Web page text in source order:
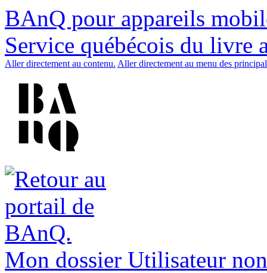
BAnQ pour appareils
Service québécois du livre
Aller directement au contenu. Aller directement au menu des
Mon dossier Utilisateur